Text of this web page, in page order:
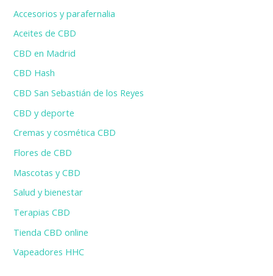
Accesorios y parafernalia
Aceites de CBD
CBD en Madrid
CBD Hash
CBD San Sebastián de los Reyes
CBD y deporte
Cremas y cosmética CBD
Flores de CBD
Mascotas y CBD
Salud y bienestar
Terapias CBD
Tienda CBD online
Vapeadores HHC